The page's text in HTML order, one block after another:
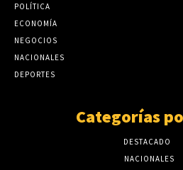
POLÍTICA
ECONOMÍA
NEGOCIOS
NACIONALES
DEPORTES
Categorías
DESTACADO
NACIONALES